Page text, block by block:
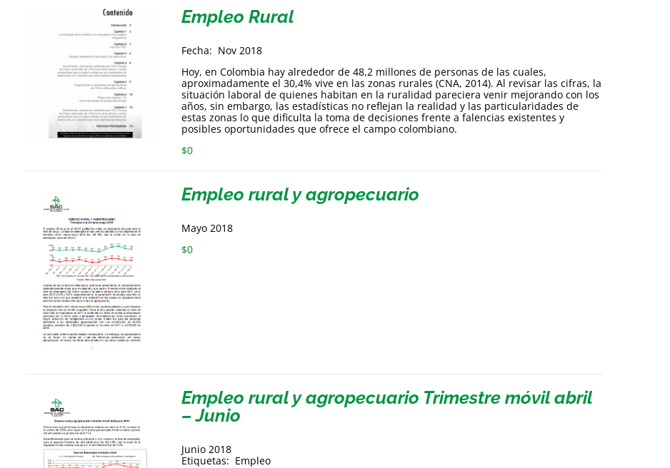
Empleo Rural
Fecha: Nov 2018
Hoy, en Colombia hay alrededor de 48,2 millones de personas de las cuales,
aproximadamente el 30,4% vive en las zonas rurales (CNA, 2014). Al revisar las cifras, la
situación laboral de quienes habitan en la ruralidad pareciera venir mejorando con los
años, sin embargo, las estadísticas no reflejan la realidad y las particularidades de
estas zonas lo que dificulta la toma de decisiones frente a falencias existentes y
posibles oportunidades que ofrece el campo colombiano.
$0
Empleo rural y agropecuario
Mayo 2018
$0
Empleo rural y agropecuario Trimestre móvil abril
– Junio
Junio 2018
Etiquetas: Empleo